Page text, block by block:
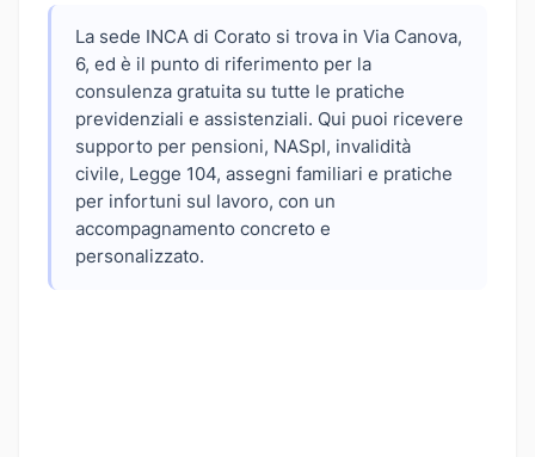
La sede INCA di Corato si trova in Via Canova,
6, ed è il punto di riferimento per la
consulenza gratuita su tutte le pratiche
previdenziali e assistenziali. Qui puoi ricevere
supporto per pensioni, NASpI, invalidità
civile, Legge 104, assegni familiari e pratiche
per infortuni sul lavoro, con un
accompagnamento concreto e
personalizzato.